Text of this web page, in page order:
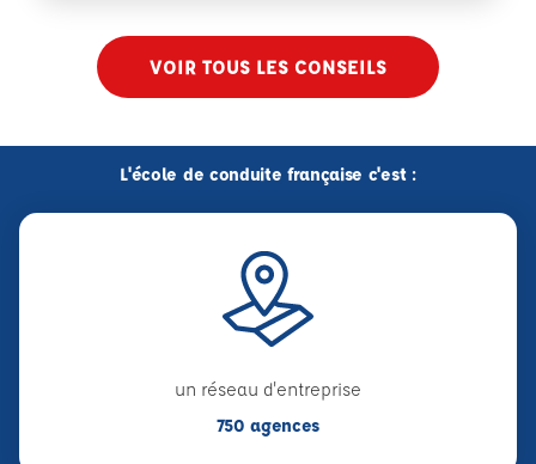
VOIR TOUS LES CONSEILS
L'école de conduite française c'est :
un réseau d'entreprise
750 agences